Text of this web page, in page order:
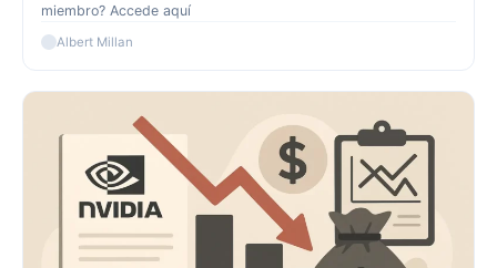
miembro? Accede aquí
Albert Millan